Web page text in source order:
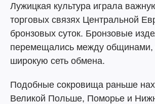
Лужицкая культура играла
торговых связях Центральной
бронзовых суток. Бронзовые
перемещались между
широкую сеть обмена.
Подобные сокровища раньше
Великой Польше, Поморье и